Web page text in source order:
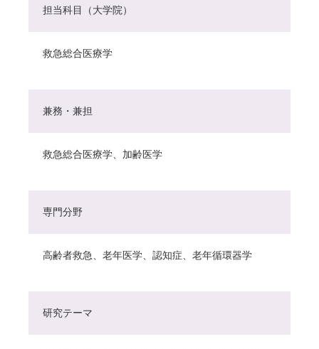
担当科目（大学院）
救急総合医療学
兼務・兼担
救急総合医療学、加齢医学
専門分野
高齢者救急、老年医学、認知症、老年循環器学
研究テーマ